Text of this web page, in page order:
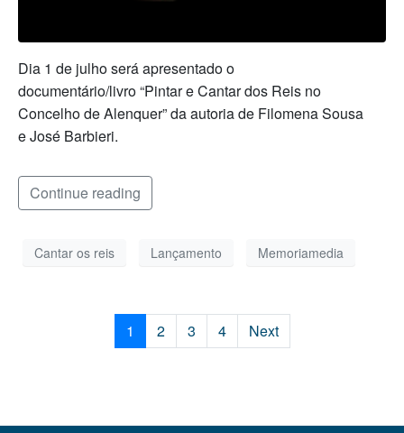
Dia 1 de julho será apresentado o
documentário/livro “Pintar e Cantar dos Reis no
Concelho de Alenquer” da autoria de Filomena Sousa
e José Barbieri.
Continue reading
Cantar os reis Lançamento Memoriamedia
1 2 3 4 Next